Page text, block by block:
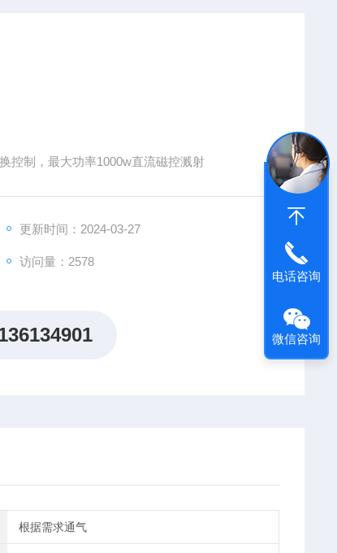
控制，最大功率1000w直流磁控溅射
更新时间：2024-03-27
访问量：2578
根据需求通气
电话咨询
微信咨询